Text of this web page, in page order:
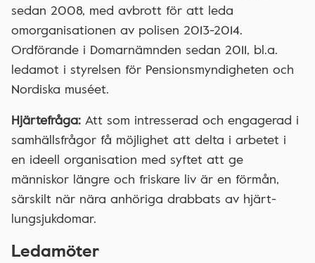
sedan 2008, med avbrott för att leda
omorganisationen av polisen 2013-2014.
Ordförande i Domarnämnden sedan 2011, bl.a.
ledamot i styrelsen för Pensionsmyndigheten och
Nordiska muséet.
Hjärtefråga: Att som intresserad och engagerad i
samhällsfrågor få möjlighet att delta i arbetet i
en ideell organisation med syftet att ge
människor längre och friskare liv är en förmån,
särskilt när nära anhöriga drabbats av hjärt-
lungsjukdomar.
Ledamöter